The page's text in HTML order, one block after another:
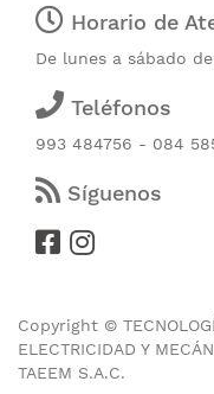
Horario de
De lunes a sábado
Teléfonos
993 484756 - 084
Síguenos
Copyright ©
ELECTRICIDAD Y
TAEEM S.A.C.